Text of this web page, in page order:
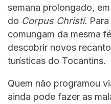
semana prolongado,
do Corpus Christi.
comungam da mesma
descobrir novos
turísticas do Tocantins.
Quem não programou
ainda pode fazer as